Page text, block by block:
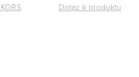
Dotaz k produktu